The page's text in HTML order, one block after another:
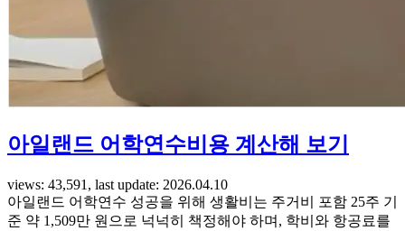
아일랜드 어학연수비용 계산해 보기
views: 43,591, last update: 2026.04.10
아일랜드 어학연수 성공을 위해 생활비는 주거비 포함 25주 기
준 약 1,509만 원으로 넉넉히 책정해야 하며, 학비와 항공료를